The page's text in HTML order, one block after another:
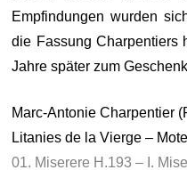
Empfindungen wurden
die Fassung Charpentiers
Jahre später zum
Marc-Antonie Charpentier
Litanies de la Vierge –
01. Miserere H.193 – I.